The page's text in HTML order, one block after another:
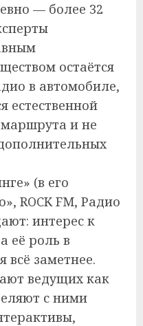
— более 32
остаётся
в автомобиле,
естественной
маршрута и не
(в его
ROCK FM, Радио
интерес к
её роль в
всё заметнее.
ведущих как
с ними